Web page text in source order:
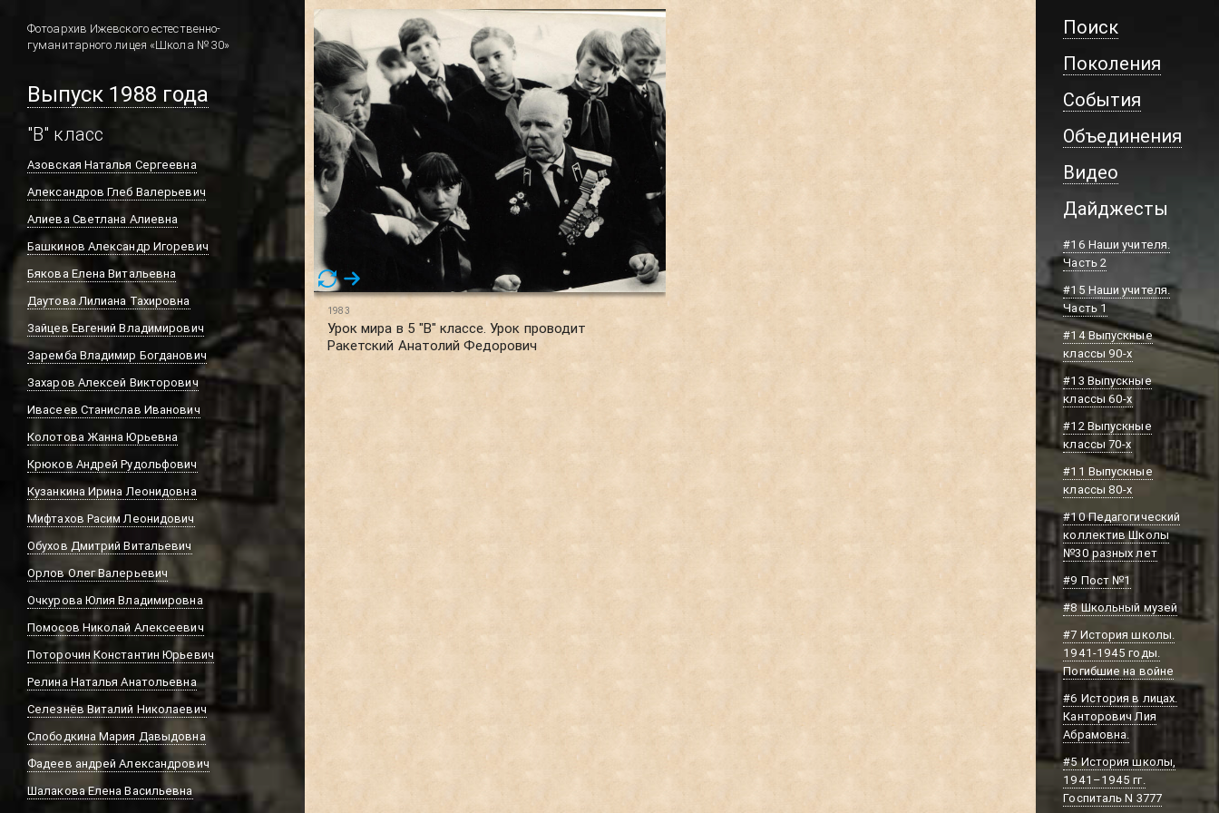
Фотоархив Ижевского естественно-
гуманитарного лицея «Школа № 30»
Выпуск 1988 года
"В" класс
Азовская Наталья Сергеевна
Александров Глеб Валерьевич
Алиева Светлана Алиевна
Башкинов Александр Игоревич
Бякова Елена Витальевна
Даутова Лилиана Тахировна
Зайцев Евгений Владимирович
Заремба Владимир Богданович
Захаров Алексей Викторович
Ивасеев Станислав Иванович
Колотова Жанна Юрьевна
Крюков Андрей Рудольфович
Кузанкина Ирина Леонидовна
Мифтахов Расим Леонидович
Обухов Дмитрий Витальевич
Орлов Олег Валерьевич
Очкурова Юлия Владимировна
Помосов Николай Алексеевич
Поторочин Константин Юрьевич
Релина Наталья Анатольевна
Селезнёв Виталий Николаевич
Слободкина Мария Давыдовна
Фадеев андрей Александрович
Шалакова Елена Васильевна
1983
Урок мира в 5 "В" классе. Урок проводит
Ракетский Анатолий Федорович
Поиск
Поколения
События
Объединения
Видео
Дайджесты
#16 Наши учителя.
Часть 2
#15 Наши учителя.
Часть 1
#14 Выпускные
классы 90-х
#13 Выпускные
классы 60-х
#12 Выпускные
классы 70-х
#11 Выпускные
классы 80-х
#10 Педагогический
коллектив Школы
№30 разных лет
#9 Пост №1
#8 Школьный музей
#7 История школы.
1941-1945 годы.
Погибшие на войне
#6 История в лицах.
Канторович Лия
Абрамовна.
#5 История школы,
1941–1945 гг.
Госпиталь N 3777